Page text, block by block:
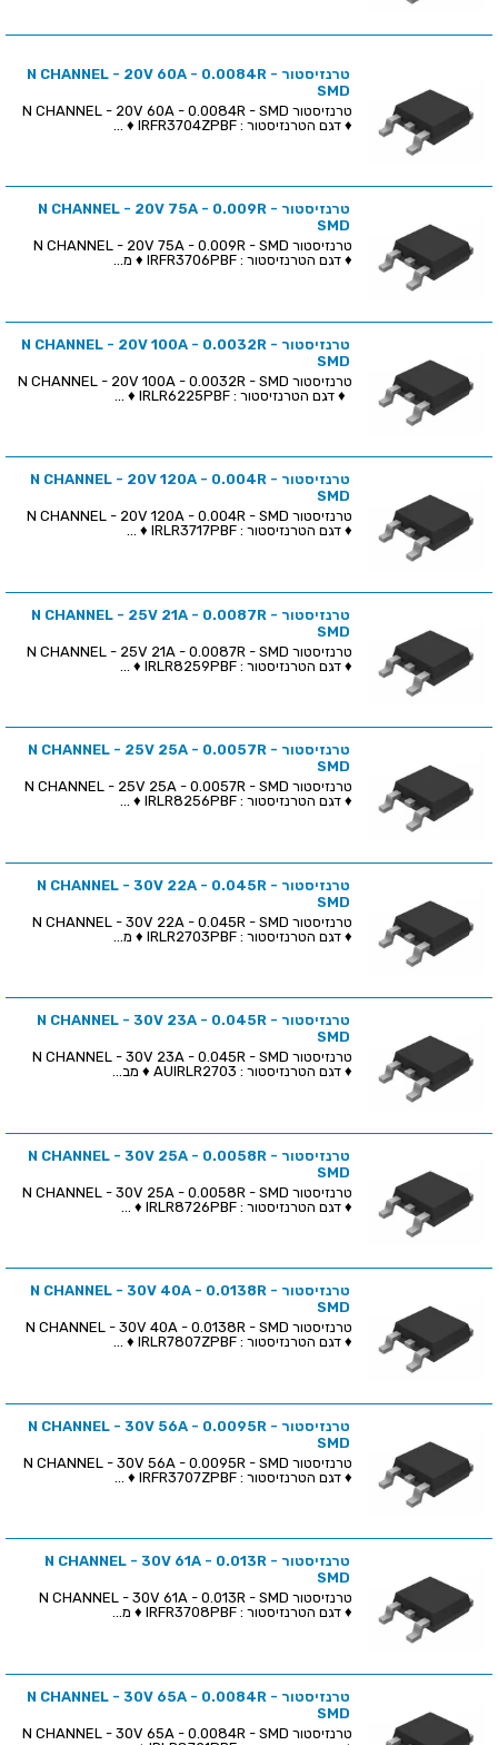
טרנזיסטור N CHANNEL - 20V 60A - 0.0084R -
SMD
♦ דגם הטרנזיסטור : IRFR3704ZPBF ♦ ...
טרנזיסטור N CHANNEL - 20V 75A - 0.009R -
SMD
♦ דגם הטרנזיסטור : IRFR3706PBF ♦ מ...
טרנזיסטור N CHANNEL - 20V 100A - 0.0032R -
SMD
טרנזיסטור N CHANNEL - 20V 100A - 0.0032R - SMD
♦ דגם הטרנזיסטור : IRLR6225PBF ♦ ...
טרנזיסטור N CHANNEL - 20V 120A - 0.004R -
SMD
♦ דגם הטרנזיסטור : IRLR3717PBF ♦ ...
טרנזיסטור N CHANNEL - 25V 21A - 0.0087R -
SMD
♦ דגם הטרנזיסטור : IRLR8259PBF ♦ ...
טרנזיסטור N CHANNEL - 25V 25A - 0.0057R -
SMD
♦ דגם הטרנזיסטור : IRLR8256PBF ♦ ...
טרנזיסטור N CHANNEL - 30V 22A - 0.045R -
SMD
♦ דגם הטרנזיסטור : IRLR2703PBF ♦ מ...
טרנזיסטור N CHANNEL - 30V 23A - 0.045R -
SMD
♦ דגם הטרנזיסטור : AUIRLR2703 ♦ מב...
טרנזיסטור N CHANNEL - 30V 25A - 0.0058R -
SMD
♦ דגם הטרנזיסטור : IRLR8726PBF ♦ ...
טרנזיסטור N CHANNEL - 30V 40A - 0.0138R -
SMD
♦ דגם הטרנזיסטור : IRLR7807ZPBF ♦ ...
טרנזיסטור N CHANNEL - 30V 56A - 0.0095R -
SMD
♦ דגם הטרנזיסטור : IRFR3707ZPBF ♦ ...
טרנזיסטור N CHANNEL - 30V 61A - 0.013R -
SMD
♦ דגם הטרנזיסטור : IRFR3708PBF ♦ מ...
טרנזיסטור N CHANNEL - 30V 65A - 0.0084R -
SMD